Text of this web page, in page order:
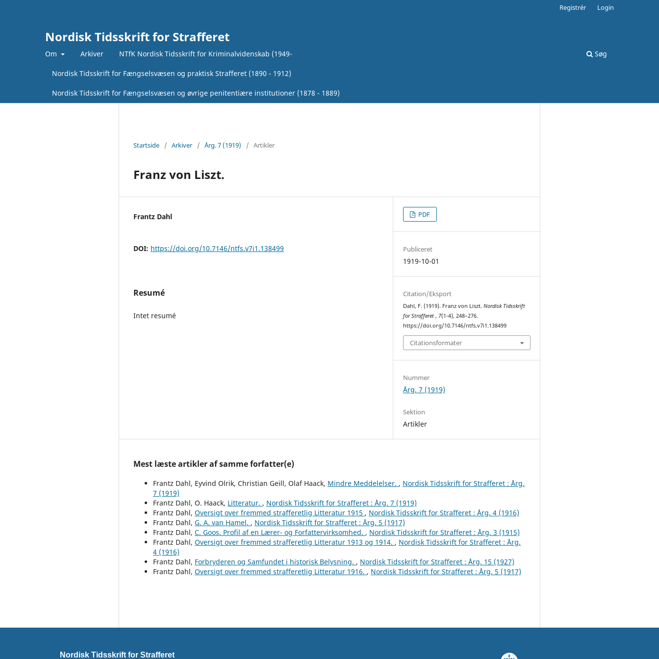
Nordisk Tidsskrift for Strafferet
Om Arkiver NTfK Nordisk Tidsskrift for Kriminalvidenskab (1949-
Nordisk Tidsskrift for Fængselsvæsen og praktisk Strafferet (1890 - 1912)
Nordisk Tidsskrift for Fængselsvæsen og øvrige penitentiære institutioner (1878 - 1889)
Søg
Registrér Login
Startside / Arkiver / Årg. 7 (1919) / Artikler
Franz von Liszt.
Frantz Dahl
DOI: https://doi.org/10.7146/ntfs.v7i1.138499
Resumé
Intet resumé
PDF
Publiceret
1919-10-01
Citation/Eksport
Dahl, F. (1919). Franz von Liszt.Nordisk Tidsskrift
for Strafferet, 7(1-4), 248–276.
https://doi.org/10.7146/ntfs.v7i1.138499
Citationsformater
Nummer
Årg. 7 (1919)
Sektion
Artikler
Mest læste artikler af samme forfatter(e)
Frantz Dahl, Eyvind Olrik, Christian Geill, Olaf Haack, Mindre Meddelelser. , Nordisk Tidsskrift for Strafferet : Årg.
7 (1919)
Frantz Dahl, O. Haack, Litteratur. , Nordisk Tidsskrift for Strafferet : Årg. 7 (1919)
Frantz Dahl, Oversigt over fremmed strafferetlig Litteratur 1915 , Nordisk Tidsskrift for Strafferet : Årg. 4 (1916)
Frantz Dahl, G. A. van Hamel. , Nordisk Tidsskrift for Strafferet : Årg. 5 (1917)
Frantz Dahl, C. Goos. Profil af en Lærer- og Forfattervirksomhed. , Nordisk Tidsskrift for Strafferet : Årg. 3 (1915)
Frantz Dahl, Oversigt over fremmed strafferetlig Litteratur 1913 og 1914. , Nordisk Tidsskrift for Strafferet : Årg.
4 (1916)
Frantz Dahl, Forbryderen og Samfundet i historisk Belysning. , Nordisk Tidsskrift for Strafferet : Årg. 15 (1927)
Frantz Dahl, Oversigt over fremmed strafferetlig Litteratur 1916. , Nordisk Tidsskrift for Strafferet : Årg. 5 (1917)
Nordisk Tidsskrift for Strafferet